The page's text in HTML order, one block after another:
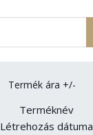
Termék ára +/-
Terméknév
Létrehozás dátuma